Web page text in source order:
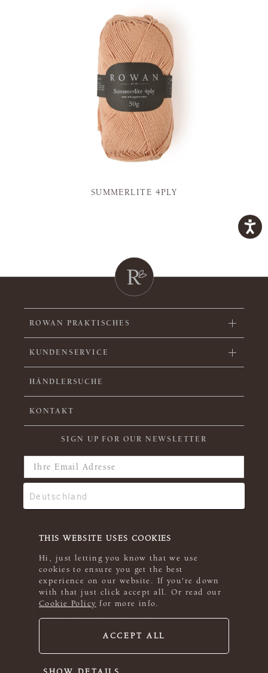
THIS WEBSITE USES COOKIES
Hi, just letting you know that we use
cookies to ensure you get the best
experience on our website. If you're down
with that just click accept all. Or read our
Cookie Policy for more info.
ACCEPT ALL
SUMMERLITE 4PLY
ROWAN PRAKTISCHES
KUNDENSERVICE
HÄNDLERSUCHE
KONTAKT
SIGN UP FOR OUR NEWSLETTER
© 2026 Rowan